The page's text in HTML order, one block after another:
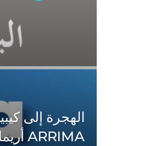
الهجرة إلى
ARRIMA أريما